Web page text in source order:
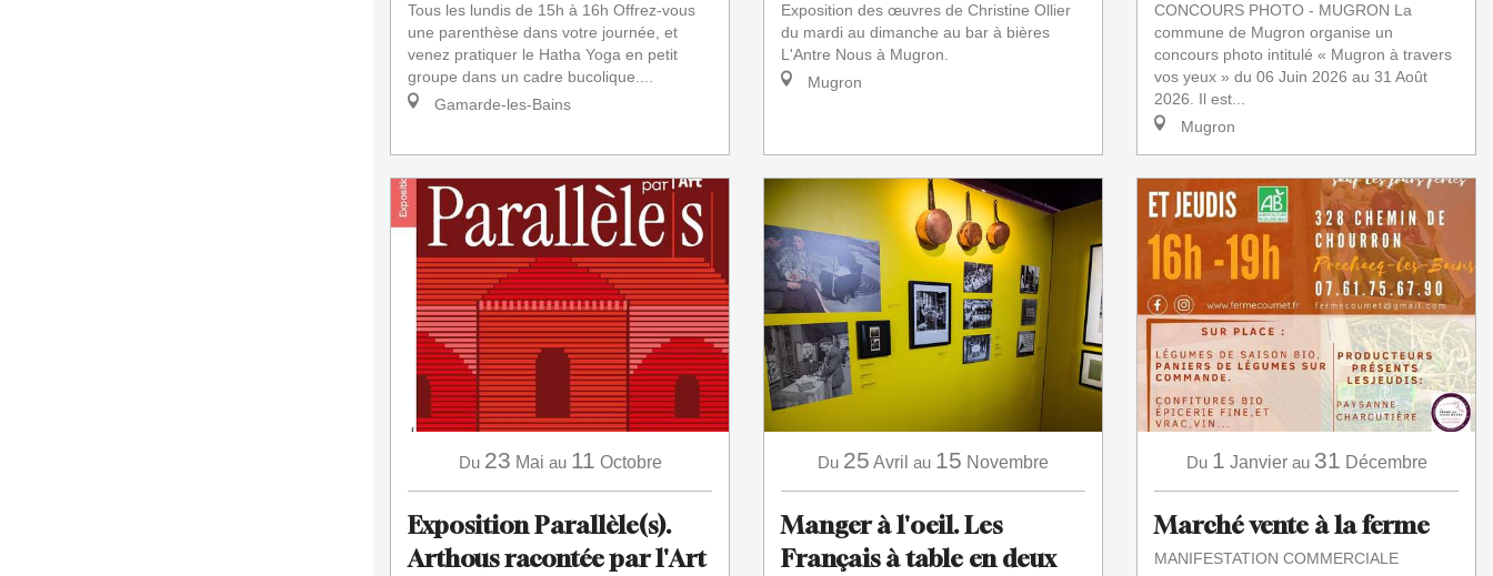
Tous les lundis de 15h à 16h Offrez-vous
une parenthèse dans votre journée, et
venez pratiquer le Hatha Yoga en petit
groupe dans un cadre bucolique....
Gamarde-les-Bains
Exposition des œuvres de Christine Ollier
du mardi au dimanche au bar à bières
L'Antre Nous à Mugron.
Mugron
CONCOURS PHOTO - MUGRON La
commune de Mugron organise un
concours photo intitulé « Mugron à travers
vos yeux » du 06 Juin 2026 au 31 Août
2026. Il est...
Mugron
Du 23 Mai au 11 Octobre
Exposition Parallèle(s).
Arthous racontée par l'Art
Du 25 Avril au 15 Novembre
Manger à l'oeil. Les
Français à table en deux
Du 1 Janvier au 31 Décembre
Marché vente à la ferme
MANIFESTATION COMMERCIALE